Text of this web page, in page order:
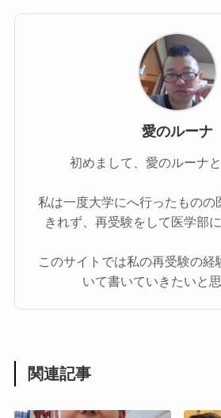
愛のルーナ
初めまして、愛のルーナと
私は一度大学にへ行ったものの
きれず、再受験をして医学部
このサイトでは私の再受験の経
いて書いていきたいと思
関連記事